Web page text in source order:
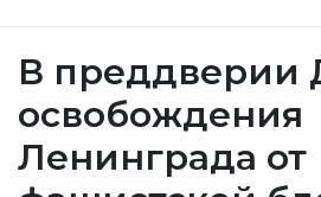
В преддверии
освобождения
Ленинграда от